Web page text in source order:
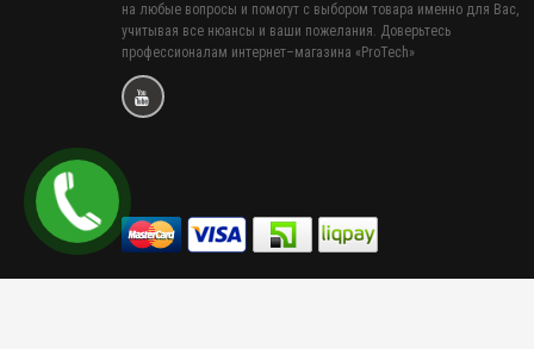
на любые вопросы и помогут с выбором товара именно для Вас,
учитывая все нюансы и ваши пожелания. Доверьтесь
профессионалам интернет–магазина «ProTech»